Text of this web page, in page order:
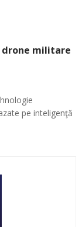
drone militare
pe inteligenţă